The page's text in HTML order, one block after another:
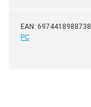
EAN: 6974418988738
PC